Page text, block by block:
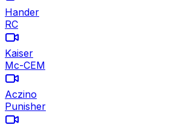
Hander
RC
Kaiser
Mc-CEM
Aczino
Punisher